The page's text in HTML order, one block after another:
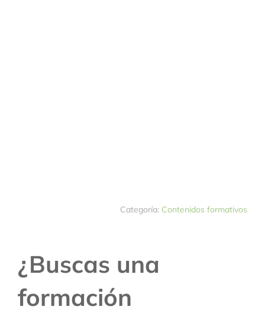
Categoría: Contenidos formativos
¿Buscas una
formación